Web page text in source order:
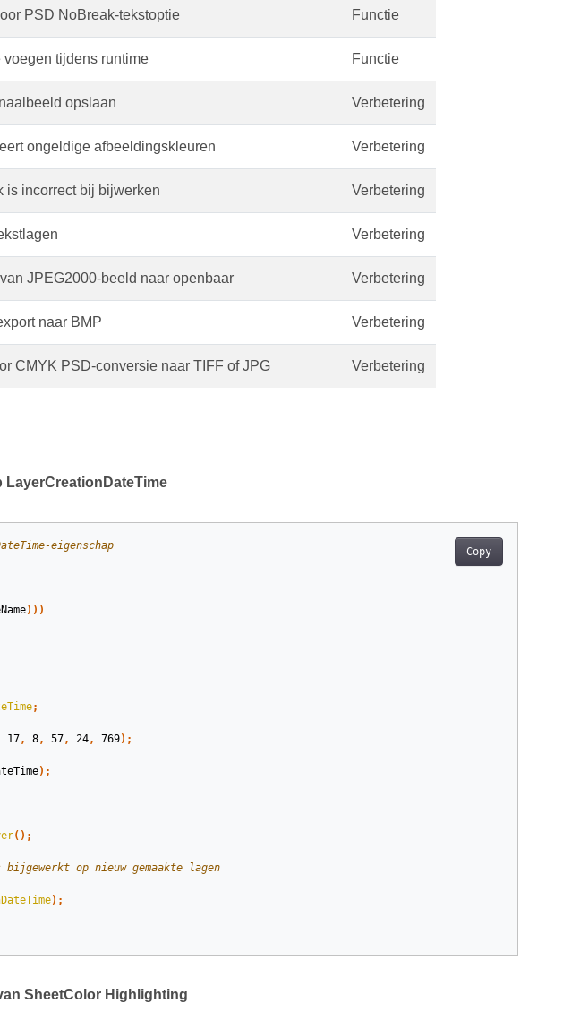
PSD NoBreak-tekstoptie Functie
tijdens runtime Functie
opslaan Verbetering
ongeldige afbeeldingskleuren Verbetering
is incorrect bij bijwerken Verbetering
Verbetering
JPEG2000-beeld naar openbaar Verbetering
naar BMP Verbetering
CMYK PSD-conversie naar TIFF of JPG Verbetering
LayerCreationDateTime
Copy
eigenschap
)))
;
17, 8, 57, 24, 769);
);
();
op nieuw gemaakte lagen
);
SheetColor Highlighting